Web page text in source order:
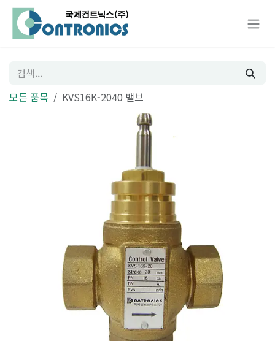
콘텐츠로 건너뛰기
모든 품목 KVS16K-2040 밸브